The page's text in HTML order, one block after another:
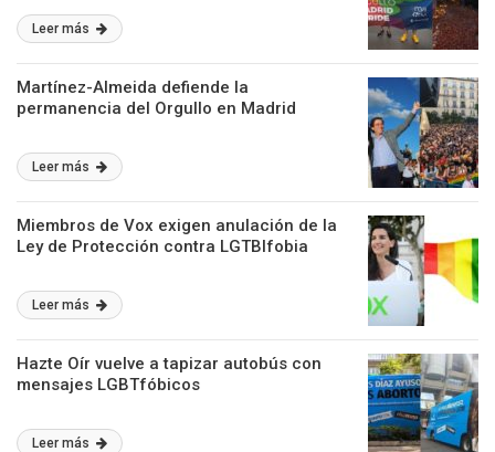
Leer más
Martínez-Almeida defiende la
permanencia del Orgullo en Madrid
Leer más
Miembros de Vox exigen anulación de la
Ley de Protección contra LGTBIfobia
Leer más
Hazte Oír vuelve a tapizar autobús con
mensajes LGBTfóbicos
Leer más